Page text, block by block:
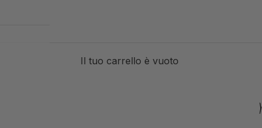
Il tuo carrello è vuoto